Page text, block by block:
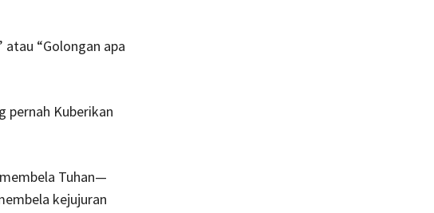
“Golongan apa
pernah Kuberikan
Tuhan—
kejujuran